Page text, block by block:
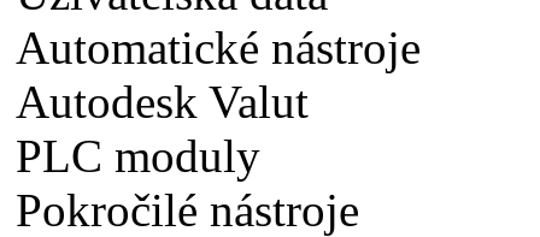
Automatické nástroje
Autodesk Valut
PLC moduly
Pokročilé nástroje